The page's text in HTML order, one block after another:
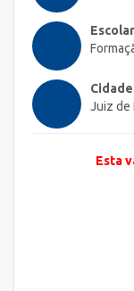
Cidade
Juiz de
Esta